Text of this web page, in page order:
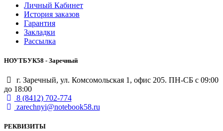
Личный Кабинет
История заказов
Гарантия
Закладки
Рассылка
НОУТБУК58 - Заречный
г. Заречный, ул. Комсомольская 1, офис 205. ПН-СБ с 09:00
до 18:00
8 (8412) 702-774
zarechnyi@notebook58.ru
РЕКВИЗИТЫ